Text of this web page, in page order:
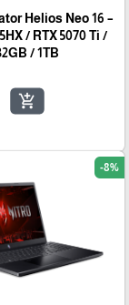
Helios Neo 16 –
/ RTX 5070 Ti /
/ 1TB
add_shopping_cart
-8%